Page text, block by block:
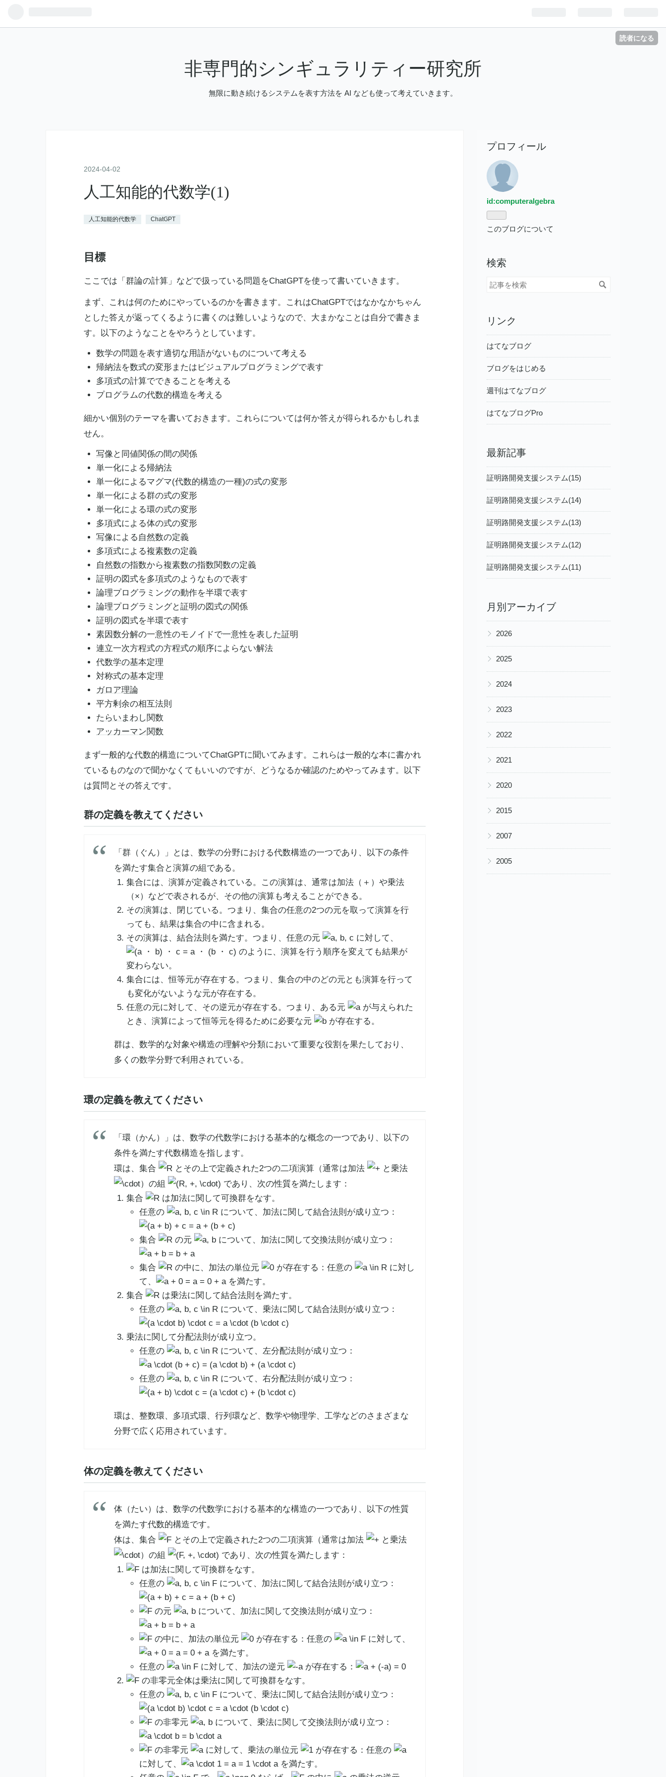
読者になる
非専門的シンギュラリティー研究所
無限に動き続けるシステムを表す方法を AI なども使って考えていきます。
2024-04-02
人工知能的代数学(1)
人工知能的代数学 ChatGPT
目標
ここでは「 群論の計算」などで扱っている問題をChatGPTを使って書いていきます。
まず、これは何のためにやっているのかを書きます。これはChatGPTではなかなかちゃん
とした答えが返ってくるように書くのは難しいようなので、大まかなことは自分で書きま
す。以下のようなことをやろうとしています。
数学の問題を表す適切な用語がないものについて考える
帰納法を数式の変形またはビジュアルプログラミングで表す
多項式の計算でできることを考える
プログラムの代数的構造を考える
細かい個別のテーマを書いておきます。これらについては何か答えが得られるかもしれま
せん。
写像 と同値関係の間の関係
単一化による帰納法
単一化によるマグマ(代数的構造の一種)の式の変形
単一化による群の式の変形
単一化による環の式の変形
多項式による体の式の変形
写像による 自然数の定義
多項式による複素数の定義
自然数の指数から複素数の指数関数の定義
証明の図式を多項式のようなもので表す
論理プログラミングの動作を半環で表す
論理プログラミングと証明の図式の関係
証明の図式を半環で表す
素因数分解の一意性のモノイドで一意性を表した証明
連立一次方程式の方程式の順序によらない解法
代数学の基本定理
対称式の基本定理
ガロア理論
平方剰余の相互法則
たらいまわし関数
アッカーマン関数
まず一般的な代数的構造についてChatGPTに聞いてみます。これらは一般的な本に書かれ
ているものなので聞かなくてもいいのですが、どうなるか確認のためやってみます。以下
は質問とその答えです。
群の定義を教えてください
「群（ぐん）」とは、数学の分野における代数構造の一つであり、以下の条件
を満たす集合と演算の組である。
集合には、演算が定義されている。この演算は、通常は加法（＋）や乗法
（×）などで表されるが、その他の演算も考えることができる。
その演算は、閉じている。つまり、集合の任意の2つの元を取って演算を行
っても、結果は集合の中に含まれる。
その演算は、結合法則 を満たす。つまり、任意の元
に対して、
のように、演算を行う順序を変えても結果が
変わらない。
集合には、恒等元が存在する。つまり、集合の中のどの元とも演算を行って
も変化がないような元が存在する。
任意の元に対して、その逆元が存在する。つまり、ある元
が与えられた
とき、演算によって恒等元を得るために必要な元
が存在する。
群は、数学的な対象や構造の理解や分類において重要な役割を果たしており、
多くの数学分野で利用されている。
環の定義を教えてください
「環（かん）」は、数学の代数学における基本的な概念の一つであり、以下の
条件を満たす代数構造を指します。
環は、集合
とその上で定義された2つの二項演算（通常は加法
と乗法
）の組
であり、次の性質を満たします：
集合
は加法に関して可換群をなす。
任意の
について、加法に関して結合法則 が成り立つ：
集合 の元 について、加法に関して交換法則が成り立つ：
集合 の中に、加法の単位元 が存在する：任意の
に対し
て、
を満たす。
集合
は乗法に関して結合法則 を満たす。
任意の
について、乗法に関して結合法則 が成り立つ：
乗法に関して分配法則が成り立つ。
任意の
について、左分配法則が成り立つ：
任意の について、右分配法則が成り立つ：
環は、整数環、 多項式環、行列環など、数学や物理学、工学などのさまざまな
分野で広く応用されています。
体の定義を教えてください
体（たい）は、数学の代数学における基本的な構造の一つであり、以下の性質
を満たす代数的構造です。
体は、集合
とその上で定義された2つの二項演算（通常は加法
と乗法
）の組
であり、次の性質を満たします：
は加法に関して可換群をなす。
任意の
について、加法に関して結合法則 が成り立つ：
の元 について、加法に関して交換法則が成り立つ：
の中に、加法の単位元 が存在する：任意の
に対して、
を満たす。
任意の
に対して、加法の逆元
が存在する：
の非零元全体は乗法に関して可換群をなす。
任意の
について、乗法に関して結合法則 が成り立つ：
の非零元 について、乗法に関して交換法則が成り立つ：
の非零元 に対して、乗法の単位元
が存在する：任意の
に対して、
を満たす。
プロフィール
id:computeralgebra
このブログについて
検索
リンク
はてなブログ
ブログをはじめる
週刊はてなブログ
はてなブログPro
最新記事
証明路開発支援システム(15)
証明路開発支援システム(14)
証明路開発支援システム(13)
証明路開発支援システム(12)
証明路開発支援システム(11)
月別アーカイブ
▶ 2026
▶ 2025
▶ 2024
▶ 2023
▶ 2022
▶ 2021
▶ 2020
▶ 2015
▶ 2007
▶ 2005